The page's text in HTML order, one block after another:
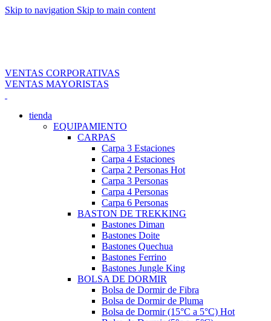
Skip to navigation Skip to main content
VENTAS CORPORATIVAS
VENTAS MAYORISTAS
tienda
EQUIPAMIENTO
CARPAS
Carpa 3 Estaciones
Carpa 4 Estaciones
Carpa 2 Personas Hot
Carpa 3 Personas
Carpa 4 Personas
Carpa 6 Personas
BASTON DE TREKKING
Bastones Diman
Bastones Doite
Bastones Quechua
Bastones Ferrino
Bastones Jungle King
BOLSA DE DORMIR
Bolsa de Dormir de Fibra
Bolsa de Dormir de Pluma
Bolsa de Dormir (15°C a 5°C) Hot